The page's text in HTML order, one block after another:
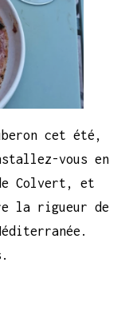
cet été,
vous en
Colvert, et
la rigueur de